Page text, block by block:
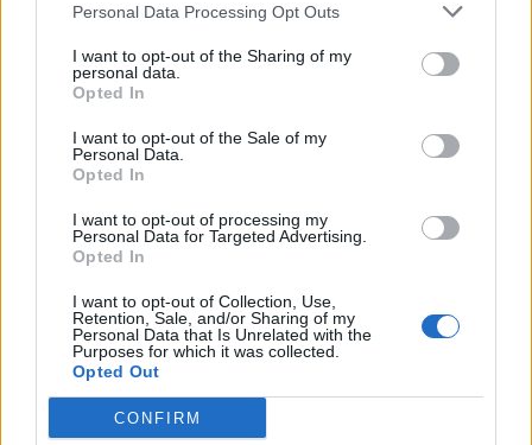
Personal Data Processing Opt Outs
I want to opt-out of the Sharing of my
personal data.
Opted In
I want to opt-out of the Sale of my
Personal Data.
Opted In
I want to opt-out of processing my
Personal Data for Targeted Advertising.
Opted In
I want to opt-out of Collection, Use,
Retention, Sale, and/or Sharing of my
Personal Data that Is Unrelated with the
Purposes for which it was collected.
Opted Out
CONFIRM